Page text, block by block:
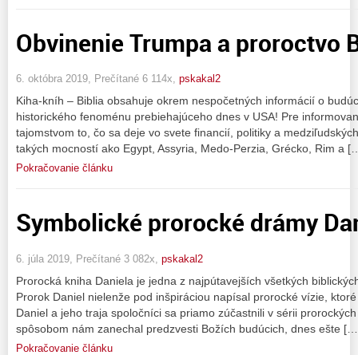
Obvinenie Trumpa a proroctvo
6. októbra 2019, Prečítané 6 114x, pskakal2
Kiha-kníh – Biblia obsahuje okrem nespočetných informácií o
historického fenoménu prebiehajúceho dnes v USA! Pre
tajomstvom to, čo sa deje vo svete financií, politiky a
takých mocností ako Egypt, Assyria, Medo-Perzia, Grécko, Rim a
Pokračovanie článku
Symbolické prorocké drámy
6. júla 2019, Prečítané 3 082x, pskakal2
Prorocká kniha Daniela je jedna z najpútavejších všetkých
Prorok Daniel nielenže pod inšpiráciou napísal prorocké vízie,
Daniel a jeho traja spoločníci sa priamo zúčastnili v sérii
spôsobom nám zanechal predzvesti Božích budúcich, dnes ešte
Pokračovanie článku